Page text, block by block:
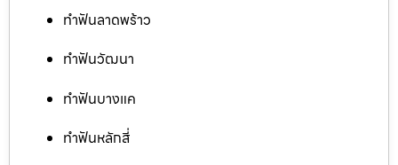
ทำฟันลาดพร้าว
ทำฟันวัฒนา
ทำฟันบางแค
ทำฟันหลักสี่